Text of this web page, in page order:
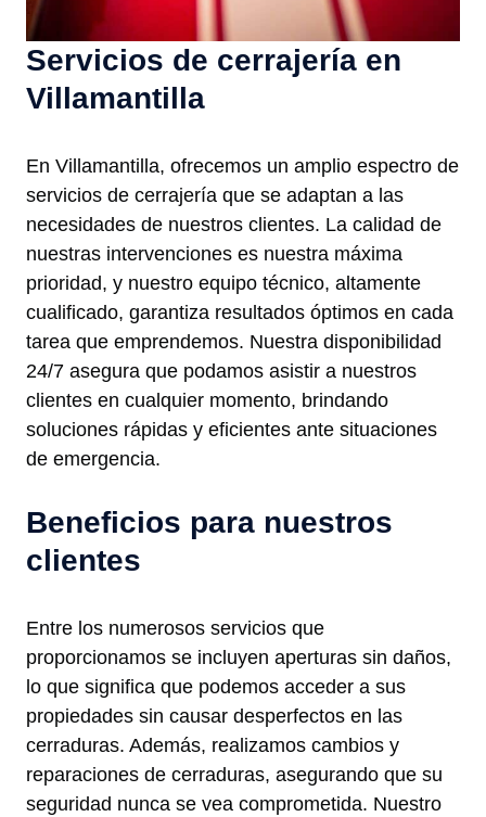
Servicios de cerrajería en
Villamantilla
En Villamantilla, ofrecemos un amplio espectro de
servicios de cerrajería que se adaptan a las
necesidades de nuestros clientes. La calidad de
nuestras intervenciones es nuestra máxima
prioridad, y nuestro equipo técnico, altamente
cualificado, garantiza resultados óptimos en cada
tarea que emprendemos. Nuestra disponibilidad
24/7 asegura que podamos asistir a nuestros
clientes en cualquier momento, brindando
soluciones rápidas y eficientes ante situaciones
de emergencia.
Beneficios para nuestros
clientes
Entre los numerosos servicios que
proporcionamos se incluyen aperturas sin daños,
lo que significa que podemos acceder a sus
propiedades sin causar desperfectos en las
cerraduras. Además, realizamos cambios y
reparaciones de cerraduras, asegurando que su
seguridad nunca se vea comprometida. Nuestro